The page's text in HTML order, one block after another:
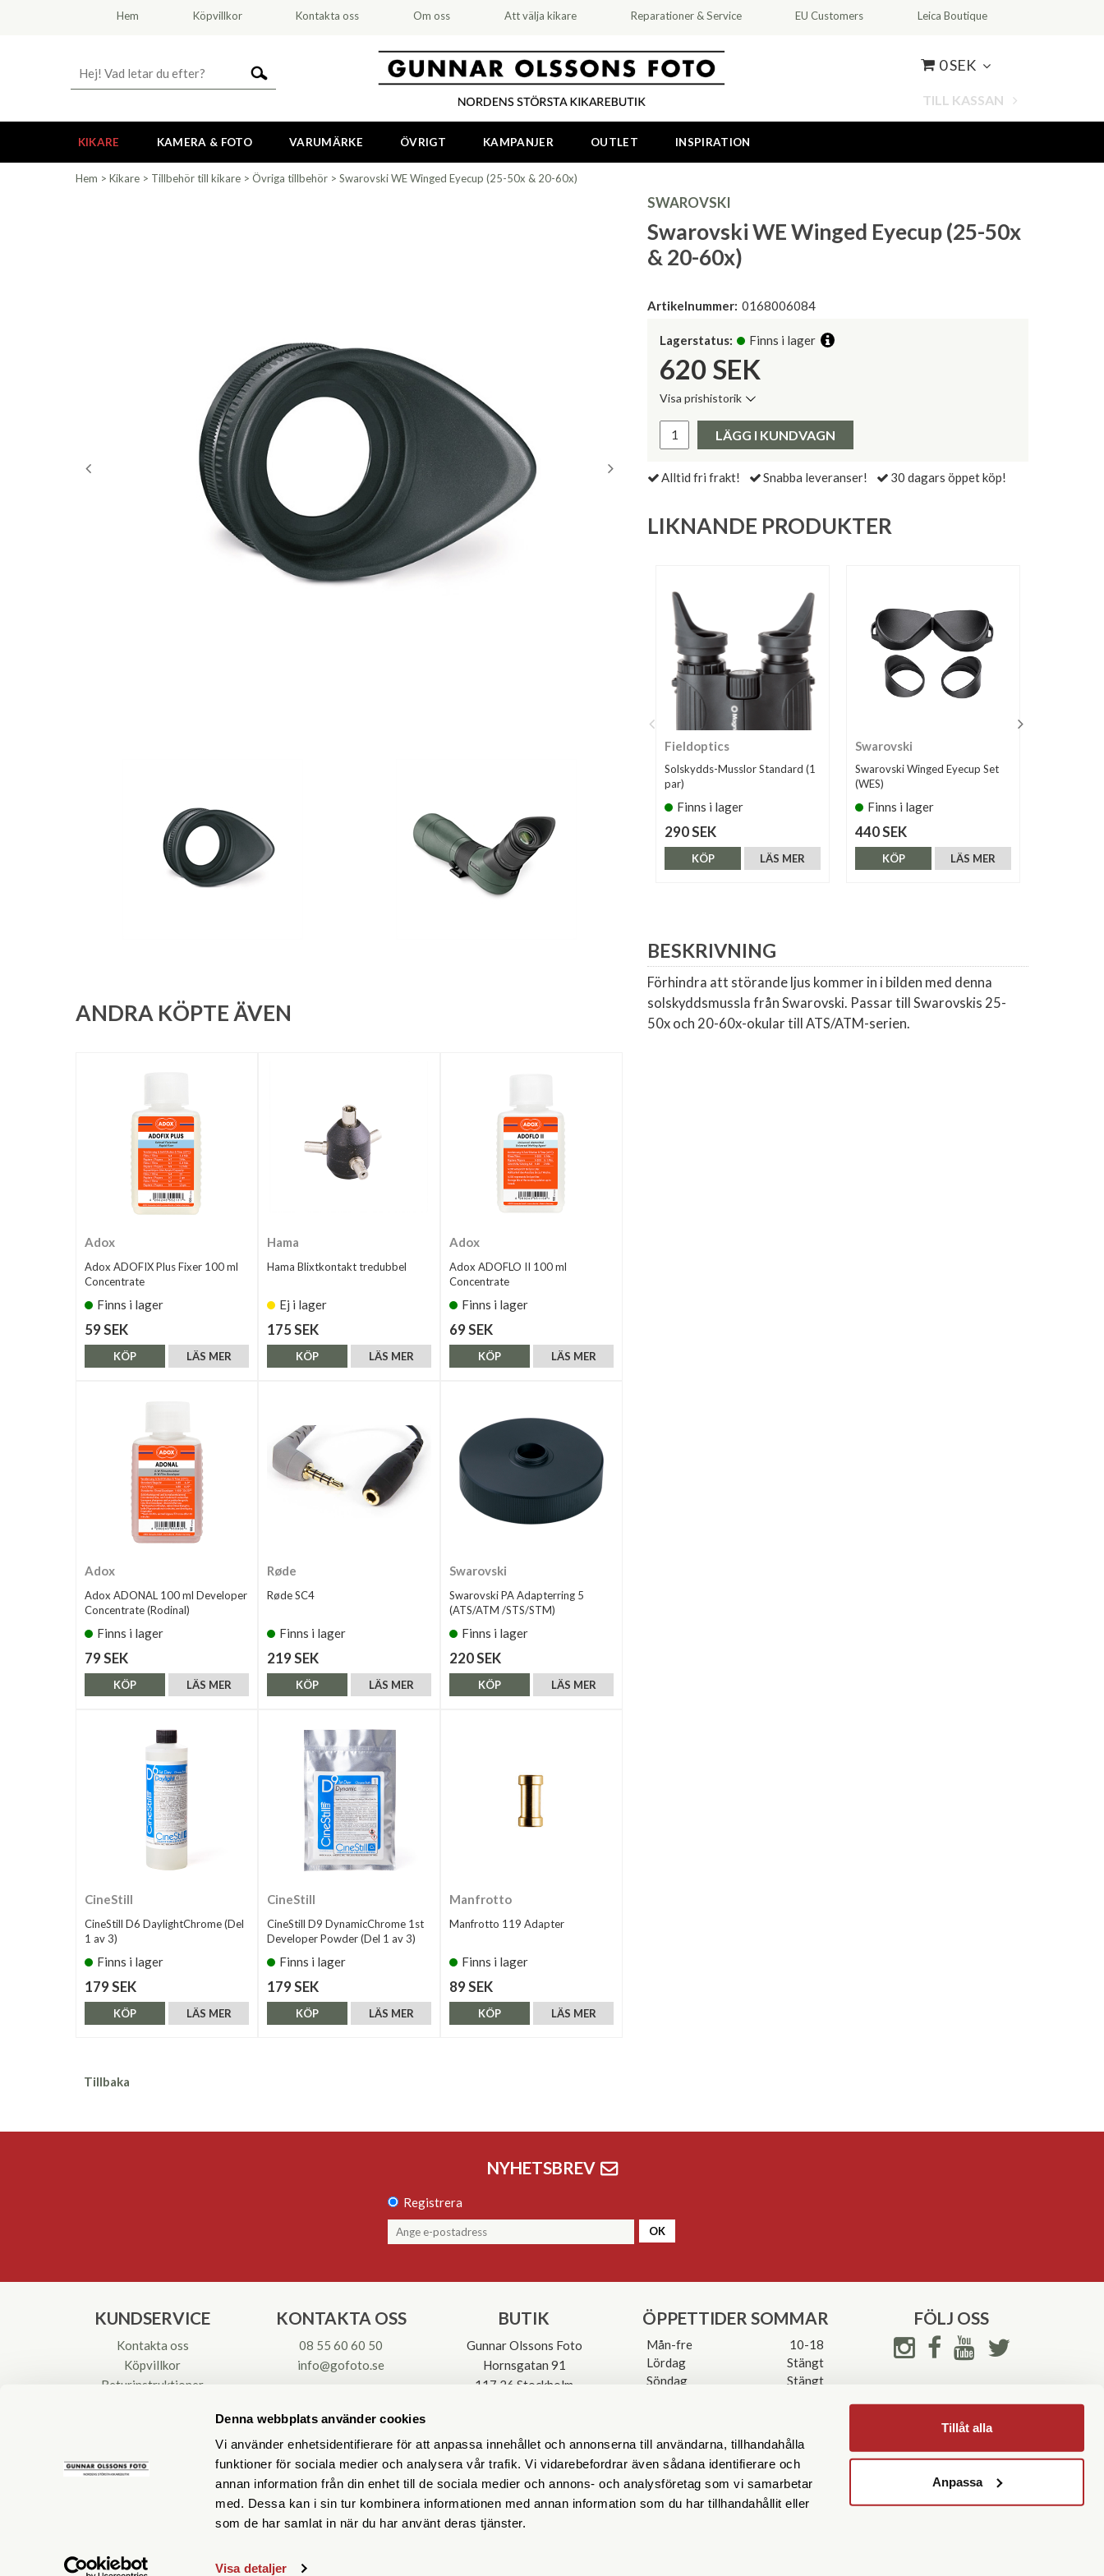
Denna webbplats använder cookies
Vi använder enhetsidentifierare för att anpassa innehållet och annonserna till användarna, tillhandahålla
funktioner för sociala medier och analysera vår trafik. Vi vidarebefordrar även sådana identifierare och
annan information från din enhet till de sociala medier och annons- och analysföretag som vi samarbetar
med. Dessa kan i sin tur kombinera informationen med annan information som du har tillhandahållit eller
som de har samlat in när du har använt deras tjänster.
Visa detaljer
Tillåt alla
Anpassa
Hem Köpvillkor Kontakta oss Om oss Att välja kikare Reparationer & Service EU Customers Leica Boutique
0 SEK
TILL KASSAN
KIKARE KAMERA & FOTO VARUMÄRKE ÖVRIGT KAMPANJER OUTLET INSPIRATION
Hem > Kikare > Tillbehör till kikare > Övriga tillbehör > Swarovski WE Winged Eyecup (25-50x & 20-60x)
SWAROVSKI
Swarovski WE Winged Eyecup (25-50x
& 20-60x)
Artikelnummer: 0168006084
Lagerstatus: Finns i lager
620 SEK
Visa prishistorik
Pris:
LÄGG I KUNDVAGN
Alltid fri frakt! Snabba leveranser! 30 dagars öppet köp!
LIKNANDE PRODUKTER
Fieldoptics
Solskydds-Musslor Standard (1
par)
Finns i lager
290 SEK
LÄS MER
KÖP
Swarovski
Swarovski Winged Eyecup Set
(WES)
Finns i lager
440 SEK
LÄS MER
KÖP
BESKRIVNING
Förhindra att störande ljus kommer in i bilden med denna
solskyddsmussla från Swarovski. Passar till Swarovskis 25-
50x och 20-60x-okular till ATS/ATM-serien.
ANDRA KÖPTE ÄVEN
Adox
Adox ADOFIX Plus Fixer 100 ml
Concentrate
Finns i lager
59 SEK
LÄS MER
KÖP
Hama
Hama Blixtkontakt tredubbel
Ej i lager
175 SEK
LÄS MER
KÖP
Adox
Adox ADOFLO II 100 ml
Concentrate
Finns i lager
69 SEK
LÄS MER
KÖP
Adox
Adox ADONAL 100 ml Developer
Concentrate (Rodinal)
Finns i lager
79 SEK
LÄS MER
KÖP
Røde
Røde SC4
Finns i lager
219 SEK
LÄS MER
KÖP
Swarovski
Swarovski PA Adapterring 5
(ATS/ATM /STS/STM)
Finns i lager
220 SEK
LÄS MER
KÖP
CineStill
CineStill D6 DaylightChrome (Del
1 av 3)
Finns i lager
179 SEK
LÄS MER
KÖP
CineStill
CineStill D9 DynamicChrome 1st
Developer Powder (Del 1 av 3)
Finns i lager
179 SEK
LÄS MER
KÖP
Manfrotto
Manfrotto 119 Adapter
Finns i lager
89 SEK
LÄS MER
KÖP
Tillbaka
NYHETSBREV
Registrera
OK
KUNDSERVICE
Kontakta oss
Köpvillkor
Returinstruktioner
KONTAKTA OSS
08 55 60 60 50
info@gofoto.se
BUTIK
Gunnar Olssons Foto
Hornsgatan 91
117 26 Stockholm
ÖPPETTIDER SOMMAR
Mån-fre
10-18
Lördag
Stängt
Söndag
Stängt
FÖLJ OSS